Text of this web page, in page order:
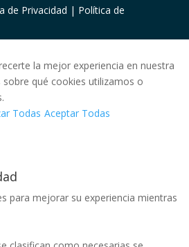
de Privacidad | Política de
la mejor experiencia en nuestra
qué cookies utilizamos o
Todas Aceptar Todas
para mejorar su experiencia mientras